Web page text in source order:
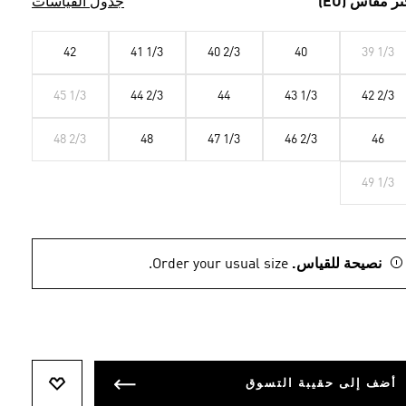
39 1/3
40
40 2/3
41 1/3
42
42 2/3
43 1/3
44
44 2/3
45 1/3
46
46 2/3
47 1/3
48
48 2/3
49 1/3
نصيحة للقياس.Order your usual size.
أضف إلى حقيبة التسوق